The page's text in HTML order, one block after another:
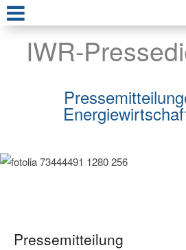
IWR-
Pressemitteilung